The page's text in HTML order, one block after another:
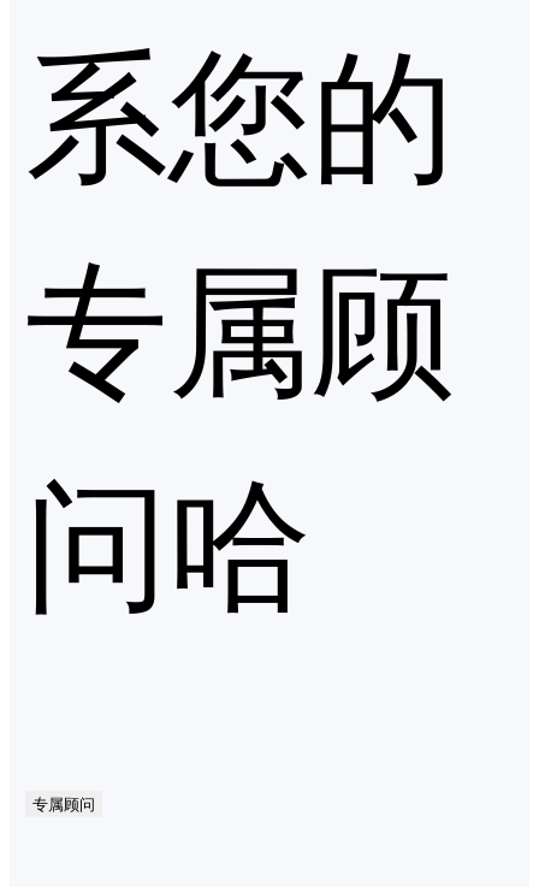
系您的
专属顾
问哈
专属顾问